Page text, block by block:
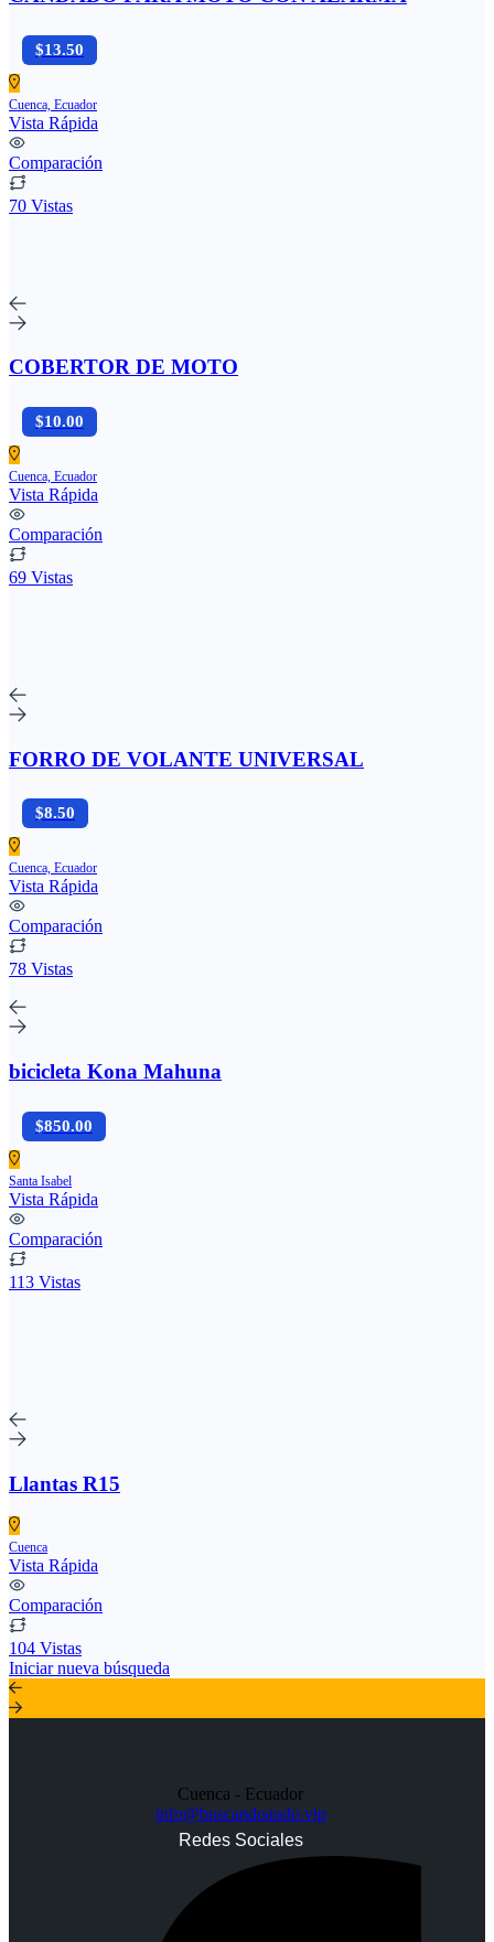
$13.50
Cuenca, Ecuador
Vista Rápida
Comparación
70 Vistas
COBERTOR DE MOTO
$10.00
Cuenca, Ecuador
Vista Rápida
Comparación
69 Vistas
FORRO DE VOLANTE UNIVERSAL
$8.50
Cuenca, Ecuador
Vista Rápida
Comparación
78 Vistas
bicicleta Kona Mahuna
$850.00
Santa Isabel
Vista Rápida
Comparación
113 Vistas
Llantas R15
Cuenca
Vista Rápida
Comparación
104 Vistas
Iniciar nueva búsqueda
Cuenca - Ecuador
info@buscandoando.vip
Redes Sociales